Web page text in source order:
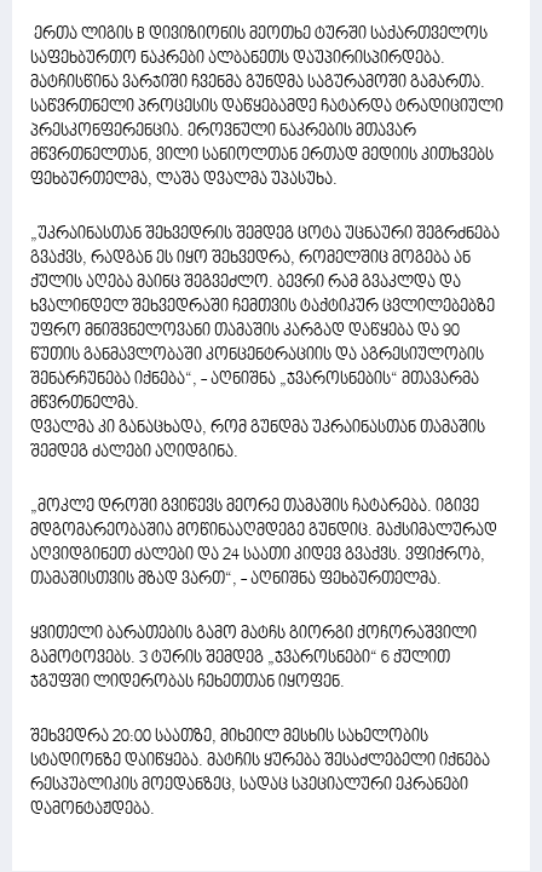
ერთა ლიგის B დივიზიონის მეოთხე ტურში საქართველოს
საფეხბურთო ნაკრები ალბანეთს დაუპირისპირდება.
მატჩისწინა ვარჯიში ჩვენმა გუნდმა საგურამოში გამართა.
საწვრთნელი პროცესის დაწყებამდე ჩატარდა ტრადიციული
პრესკონფერენცია. ეროვნული ნაკრების მთავარ
მწვრთნელთან, ვილი სანიოლთან ერთად მედიის კითხვებს
ფეხბურთელმა, ლაშა დვალმა უპასუხა.
„უკრაინასთან შეხვედრის შემდეგ ცოტა უცნაური შეგრძნება
გვაქვს, რადგან ეს იყო შეხვედრა, რომელშიც მოგება ან
ქულის აღება მაინც შეგვეძლო. ბევრი რამ გვაკლდა და
ხვალინდელ შეხვედრაში ჩემთვის ტაქტიკურ ცვლილებებზე
უფრო მნიშვნელოვანი თამაშის კარგად დაწყება და 90
წუთის განმავლობაში კონცენტრაციის და აგრესიულობის
შენარჩუნება იქნება“, - აღნიშნა „ჯვაროსნების“ მთავარმა
მწვრთნელმა.
დვალმა კი განაცხადა, რომ გუნდმა უკრაინასთან თამაშის
შემდეგ ძალები აღიდგინა.
„მოკლე დროში გვიწევს მეორე თამაშის ჩატარება. იგივე
მდგომარეობაშია მოწინააღმდეგე გუნდიც. მაქსიმალურად
აღვიდგინეთ ძალები და 24 საათი კიდევ გვაქვს. ვფიქრობ,
თამაშისთვის მზად ვართ“, - აღნიშნა ფეხბურთელმა.
ყვითელი ბარათების გამო მატჩს გიორგი ქოჩორაშვილი
გამოტოვებს. 3 ტურის შემდეგ „ჯვაროსნები“ 6 ქულით
ჯგუფში ლიდერობას ჩეხეთთან იყოფენ.
შეხვედრა 20:00 საათზე, მიხეილ მესხის სახელობის
სტადიონზე დაიწყება. მატჩის ყურება შესაძლებელი იქნება
რესპუბლიკის მოედანზეც, სადაც სპეციალური ეკრანები
დამონტაჟდება.